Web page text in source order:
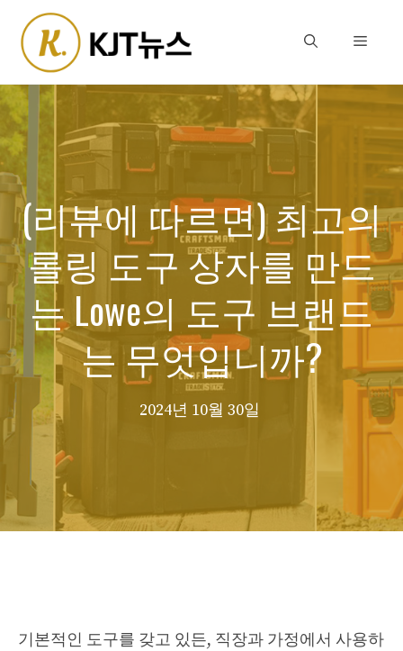
content
Menu
(리뷰에 따르면) 최고의
롤링 도구 상자를 만드
는 Lowe의 도구 브랜드
는 무엇입니까?
2024년 10월 30일
기본적인 도구를 갖고 있든, 직장과 가정에서 사용하